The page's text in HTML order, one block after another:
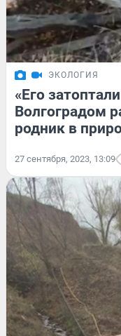
ЭКОЛОГИЯ
«Его
Волгоградом
родник в
27 сентября, 2023, 13:09